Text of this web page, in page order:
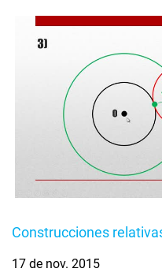
Construcciones
17 de nov. 2015